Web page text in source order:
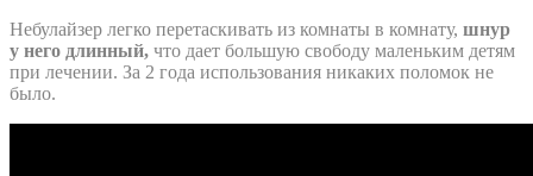
Небулайзер легко перетаскивать из комнаты в комнату, шнур
у него длинный, что дает большую свободу маленьким детям
при лечении. За 2 года использования никаких поломок не
было.